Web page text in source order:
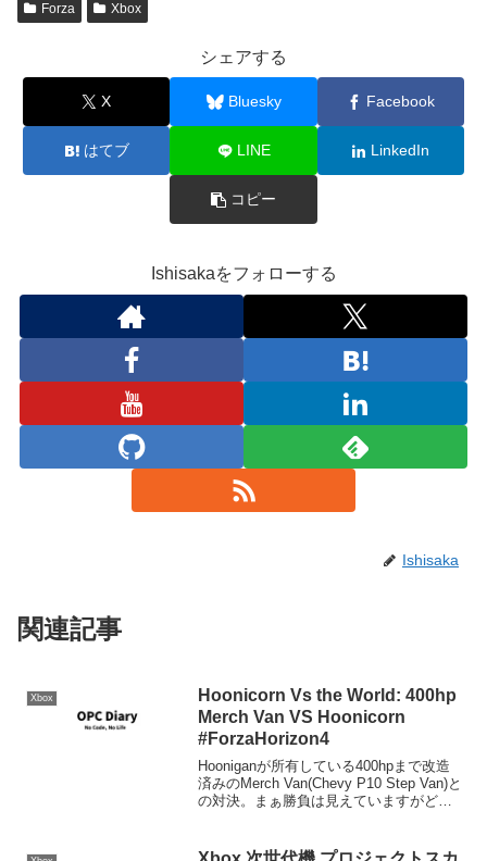
Forza Xbox
シェアする
X Bluesky Facebook
はてブ LINE LinkedIn
コピー
Ishisakaをフォローする
Ishisaka
関連記事
Xbox
Hoonicorn Vs the World: 400hp
Merch Van VS Hoonicorn
#ForzaHorizon4
Hooniganが所有している400hpまで改造
済みのMerch Van(Chevy P10 Step Van)と
の対決。まぁ勝負は見えていますがどう